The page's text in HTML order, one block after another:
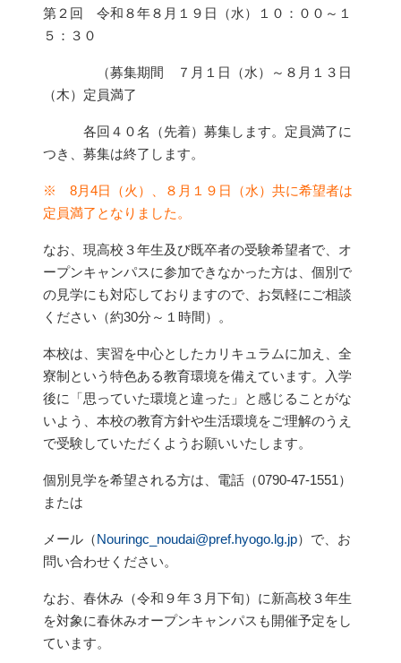
第２回 令和８年８月１９日（水）１０：００～１
５：３０
（募集期間 ７月１日（水）～８月１３日
（木）定員満了
各回４０名（先着）募集します。定員満了に
つき、募集は終了します。
※ 8月4日（火）、８月１９日（水）共に希望者は
定員満了となりました。
なお、現高校３年生及び既卒者の受験希望者で、オ
ープンキャンパスに参加できなかった方は、個別で
の見学にも対応しておりますので、お気軽にご相談
ください（約30分～１時間）。
本校は、実習を中心としたカリキュラムに加え、全
寮制という特色ある教育環境を備えています。入学
後に「思っていた環境と違った」と感じることがな
いよう、本校の教育方針や生活環境をご理解のうえ
で受験していただくようお願いいたします。
個別見学を希望される方は、電話（0790-47-1551）
または
メール（Nouringc_noudai@pref.hyogo.lg.jp）で、お
問い合わせください。
なお、春休み（令和９年３月下旬）に新高校３年生
を対象に春休みオープンキャンパスも開催予定をし
ています。